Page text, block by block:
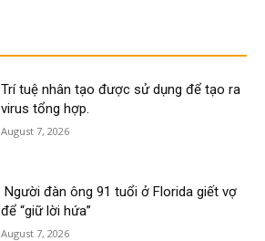
Trí tuệ nhân tạo được sử dụng để tạo ra
virus tổng hợp.
August 7, 2026
Người đàn ông 91 tuổi ở Florida giết vợ
để “giữ lời hứa”
August 7, 2026